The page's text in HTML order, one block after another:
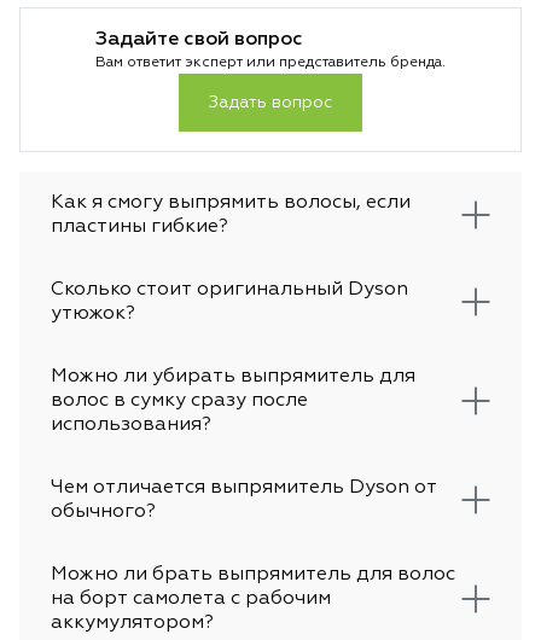
температуры и
не просто
Задайте свой вопрос
Вам ответит эксперт или представитель бренда.
Задать вопрос
Как я смогу выпрямить волосы, если
пластины гибкие?
Сколько стоит оригинальный Dyson
утюжок?
Можно ли убирать выпрямитель для
волос в сумку сразу после
использования?
Чем отличается выпрямитель Dyson от
обычного?
Можно ли брать выпрямитель для волос
на борт самолета с рабочим
аккумулятором?